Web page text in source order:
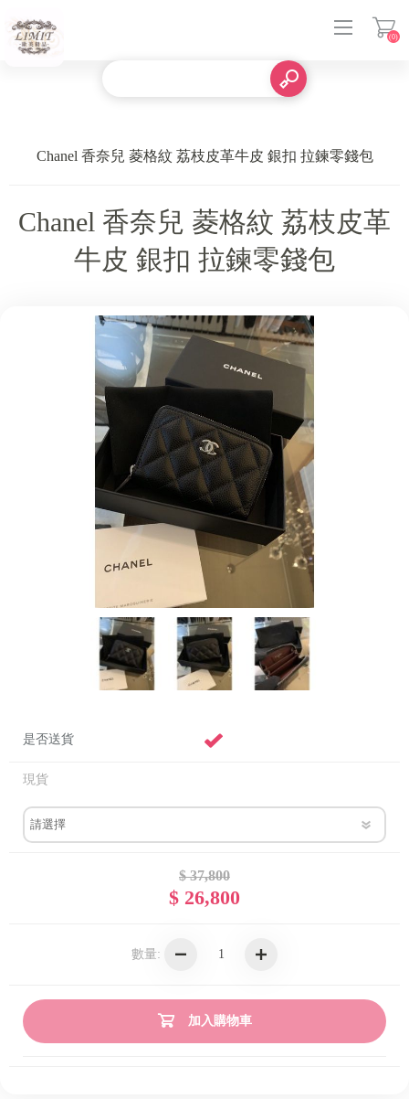
(0)
Chanel 香奈兒 菱格紋 荔枝皮革牛皮 銀扣 拉鍊零錢包
Chanel 香奈兒 菱格紋 荔枝皮革
牛皮 銀扣 拉鍊零錢包
是否送貨
現貨
$ 37,800
$ 26,800
數量:
加入購物車